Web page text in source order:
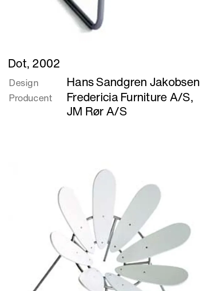
Læs
mere
om
Dot,
2002
Dot, 2002
Design Hans Sandgren Jakobsen
Producent Fredericia Furniture A/S,
JM Rør A/S